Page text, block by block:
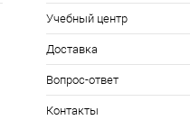
Учебный центр
Доставка
Вопрос-ответ
Контакты